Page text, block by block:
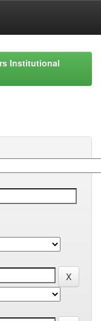
Institutional